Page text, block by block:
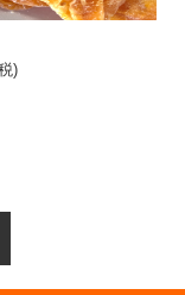
)